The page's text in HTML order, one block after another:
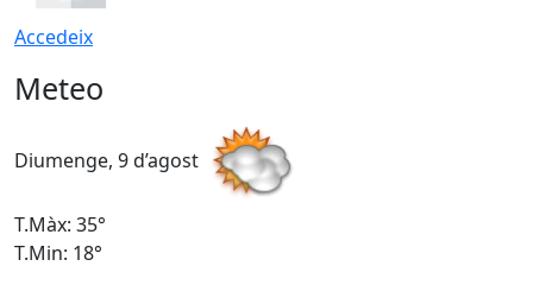
Accedeix
Meteo
Diumenge, 9 d’agost
T.Màx: 35°
T.Min: 18°